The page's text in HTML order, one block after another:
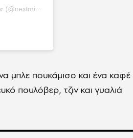
μπλε πουκάμισο και ένα καφέ
πουλόβερ, τζιν και γυαλιά